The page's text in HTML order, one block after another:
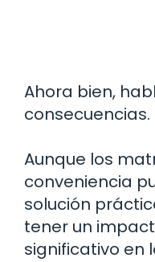
Ahora bien,
consecuencias.
Aunque los
conveniencia
solución
tener un
significativo en